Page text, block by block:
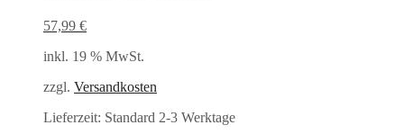
57,99 €
inkl. 19 % MwSt.
zzgl. Versandkosten
Lieferzeit: Standard 2-3 Werktage